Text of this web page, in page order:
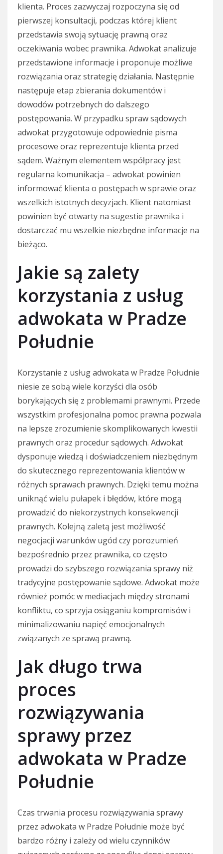
klienta. Proces zazwyczaj rozpoczyna się od
pierwszej konsultacji, podczas której klient
przedstawia swoją sytuację prawną oraz
oczekiwania wobec prawnika. Adwokat analizuje
przedstawione informacje i proponuje możliwe
rozwiązania oraz strategię działania. Następnie
następuje etap zbierania dokumentów i
dowodów potrzebnych do dalszego
postępowania. W przypadku spraw sądowych
adwokat przygotowuje odpowiednie pisma
procesowe oraz reprezentuje klienta przed
sądem. Ważnym elementem współpracy jest
regularna komunikacja – adwokat powinien
informować klienta o postępach w sprawie oraz
wszelkich istotnych decyzjach. Klient natomiast
powinien być otwarty na sugestie prawnika i
dostarczać mu wszelkie niezbędne informacje na
bieżąco.
Jakie są zalety
korzystania z usług
adwokata w Pradze
Południe
Korzystanie z usług adwokata w Pradze Południe
niesie ze sobą wiele korzyści dla osób
borykających się z problemami prawnymi. Przede
wszystkim profesjonalna pomoc prawna pozwala
na lepsze zrozumienie skomplikowanych kwestii
prawnych oraz procedur sądowych. Adwokat
dysponuje wiedzą i doświadczeniem niezbędnym
do skutecznego reprezentowania klientów w
różnych sprawach prawnych. Dzięki temu można
uniknąć wielu pułapek i błędów, które mogą
prowadzić do niekorzystnych konsekwencji
prawnych. Kolejną zaletą jest możliwość
negocjacji warunków ugód czy porozumień
bezpośrednio przez prawnika, co często
prowadzi do szybszego rozwiązania sprawy niż
tradycyjne postępowanie sądowe. Adwokat może
również pomóc w mediacjach między stronami
konfliktu, co sprzyja osiąganiu kompromisów i
minimalizowaniu napięć emocjonalnych
związanych ze sprawą prawną.
Jak długo trwa
proces
rozwiązywania
sprawy przez
adwokata w Pradze
Południe
Czas trwania procesu rozwiązywania sprawy
przez adwokata w Pradze Południe może być
bardzo różny i zależy od wielu czynników